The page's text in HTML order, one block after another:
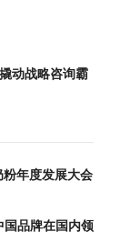
撬动战略咨询霸
年度发展大会
品牌在国内领